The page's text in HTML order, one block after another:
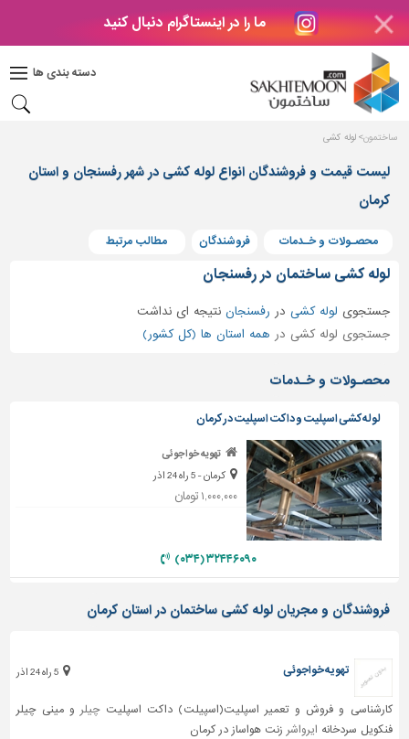
ما را در اینستاگرام دنبال کنید
دسته بندی ها
دکوراسیون
بتن
های
بتنی
پنجره
مصالح
پله،
نرده
حفاظ
دیوارپوش،
و
سنگ
سرویس
بهداشتی
و
ماشین
آلات
سازی
ساختمون لوله کشی
لیست قیمت و فروشندگان انواع لوله کشی در شهر رفسنجان و استان
کرمان
محصـولات و خـدمات فروشندگان مطالب مرتبط
لوله کشی ساختمان در رفسنجان
جستجوی لوله کشی در رفسنجان نتیجه ای نداشت
جستجوی لوله کشی در همه استان ها (کل کشور)
محصـولات و خـدمات
لوله کشی اسپلیت و داکت اسپلیت در کرمان
تهویه خواجوئی
کرمان - 5 راه 24 اذر
۱,۰۰۰,۰۰۰ تومان
۳۲۴۴۶۰۹۰ (۰۳۴)
فروشندگان و مجریان لوله کشی ساختمان در استان کرمان
5 راه 24 اذر تهویه خواجوئی
کارشناسی و فروش و تعمیر اسپلیت(اسپیلت) داکت اسپلیتچیلر و مینی چیلر
فنکویل سردخانه ایرواشر زنت هواساز در کرمان